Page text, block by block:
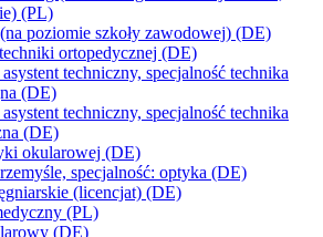
(PL)
poziomie szkoły zawodowej) (DE)
ortopedycznej (DE)
techniczny, specjalność technika
(DE)
techniczny, specjalność technika
(DE)
okularowej (DE)
specjalność: optyka (DE)
(licencjat) (DE)
(PL)
(DE)